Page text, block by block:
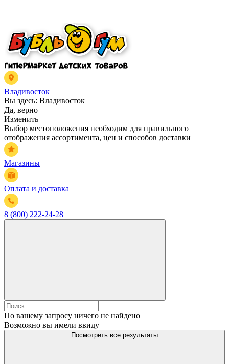
Владивосток
Вы здесь: Владивосток
Да, верно
Изменить
Выбор местоположения необходим для правильного
отображения ассортимента, цен и способов доставки
Магазины
Оплата и доставка
8 (800) 222-24-28
По вашему запросу ничего не найдено
Возможно вы имели ввиду
Посмотреть все результаты